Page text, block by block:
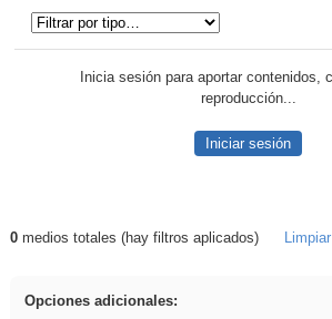
Inicia sesión para aportar contenidos,
reproducción...
Iniciar sesión
Resultados de: EducaMadrid
0medios totales (hay filtros aplicados)
Opciones adicionales: